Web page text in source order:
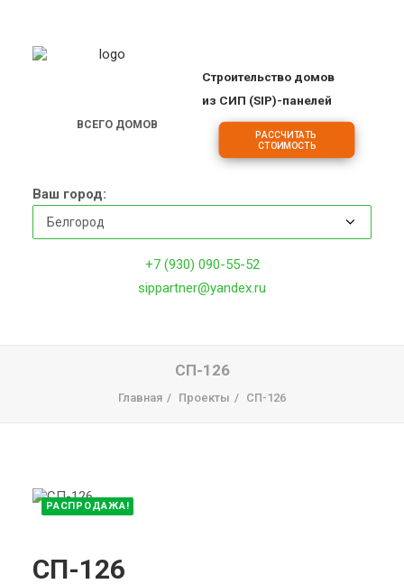
ОБЪЕКТЫ
ДОМА
ИПОТЕКА НА СТРОИТЕЛЬСТВО
Строительство домов
из СИП (SIP)-панелей
ВСЕГО ДОМОВ
РАССЧИТАТЬ
СТОИМОСТЬ
Ваш город:
+7 (930) 090-55-52
sippartner@yandex.ru
СП-126
Главная Проекты СП-126
РАСПРОДАЖА!
СП-126